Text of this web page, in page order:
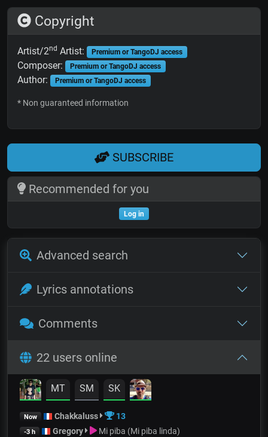
Copyright
Artist/2nd Artist: Premium or TangoDJ access
Composer: Premium or TangoDJ access
Author: Premium or TangoDJ access
* Non guaranteed information
SUBSCRIBE
Recommended for you
Log in
Advanced search
Lyrics annotations
Comments
22 users online
MT SM SK
Now Chakkaluss 13
-3 h Gregory Mi piba (Mi piba linda)